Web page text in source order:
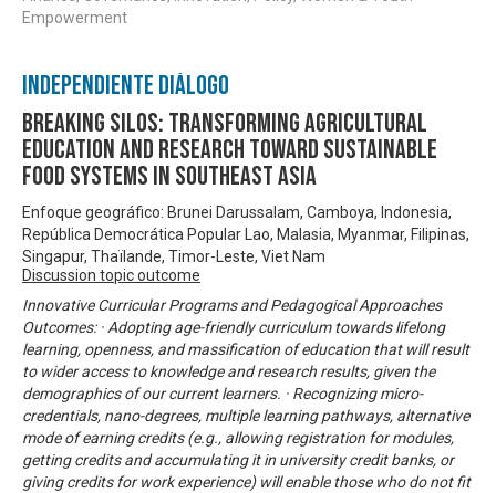
Empowerment
Independiente Diálogo
Breaking Silos: Transforming Agricultural
Education and Research toward Sustainable
Food Systems in Southeast Asia
Enfoque geográfico: Brunei Darussalam, Camboya, Indonesia,
República Democrática Popular Lao, Malasia, Myanmar, Filipinas,
Singapur, Thaïlande, Timor-Leste, Viet Nam
Discussion topic outcome
Innovative Curricular Programs and Pedagogical Approaches
Outcomes: · Adopting age-friendly curriculum towards lifelong
learning, openness, and massification of education that will result
to wider access to knowledge and research results, given the
demographics of our current learners. · Recognizing micro-
credentials, nano-degrees, multiple learning pathways, alternative
mode of earning credits (e.g., allowing registration for modules,
getting credits and accumulating it in university credit banks, or
giving credits for work experience) will enable those who do not fit